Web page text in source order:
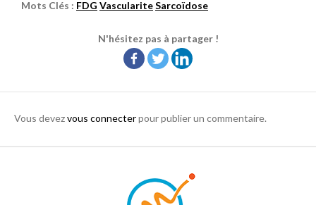
Mots Clés : FDG VasculariteSarcoïdose
N'hésitez pas à partager !
Vous devezvous connecterpour publier un commentaire.